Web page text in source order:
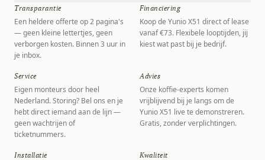
Transparantie
Een heldere offerte op 2 pagina's
— geen kleine lettertjes, geen
verborgen kosten. Binnen 3 uur in
je inbox.
Financiering
Koop de Yunio X51 direct of lease
vanaf €73. Flexibele looptijden, jij
kiest wat past bij je bedrijf.
Service
Eigen monteurs door heel
Nederland. Storing? Bel ons en je
hebt direct iemand aan de lijn —
geen wachtrijen of
ticketnummers.
Advies
Onze koffie-experts komen
vrijblijvend bij je langs om de
Yunio X51 live te demonstreren.
Gratis, zonder verplichtingen.
Installatie Kwaliteit